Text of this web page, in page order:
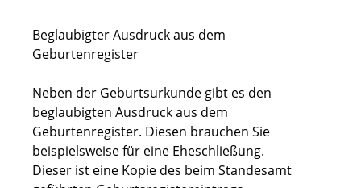
Beglaubigter Ausdruck aus dem
Geburtenregister
Neben der Geburtsurkunde gibt es den
beglaubigten Ausdruck aus dem
Geburtenregister. Diesen brauchen Sie
beispielsweise für eine Eheschließung.
Dieser ist eine Kopie des beim Standesamt